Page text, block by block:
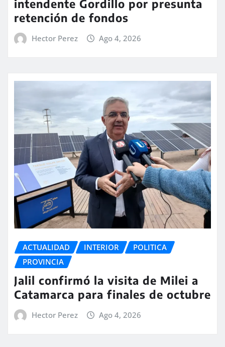
intendente Gordillo por presunta
retención de fondos
Hector Perez Ago 4, 2026
ACTUALIDAD INTERIOR
POLITICA
PROVINCIA
Jalil confirmó la visita de Milei a
Catamarca para finales de octubre
Hector Perez Ago 4, 2026